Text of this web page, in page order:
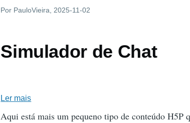
Por PauloVieira , 2025-11-02
Simulador de Chat
Ler mais
Simulador
Aqui está mais um pequeno tipo de conteúdo H5P